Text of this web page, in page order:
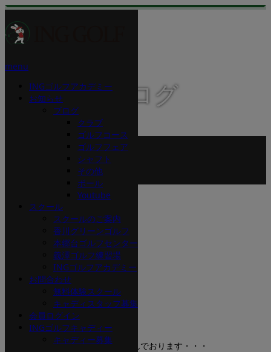
menu
INGゴルフアカデミー
お知らせ
ブログ
クラブ
ゴルフコース
ゴルフフェア
シャフト
その他
ボール
Youtube
スクール
スクールのご案内
香川グリーンゴルフ
本郷台ゴルフセンター
義澤ゴルフ練習場
INGゴルフアカデミー
お問合わせ
無料体験スクール
キャディスタッフ募集
会員ログイン
INGゴルフキャディー
キャディー募集
スタッフブログ
番手ずらし
鈴木です。
未だにアイアンのリシャフトを悩んでおります・・・